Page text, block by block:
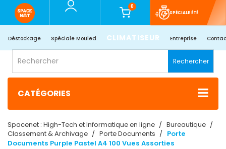
0
SPÉCIALE ÉTÉ
Déstockage Spéciale Mouled CLIMATISEUR Entreprise
Rechercher
CATÉGORIES
Spacenet : High-Tech et Informatique en ligne
Bureautique
Classement & Archivage
Porte Documents
Porte
Documents Purple Pastel A4 100 Vues Assorties